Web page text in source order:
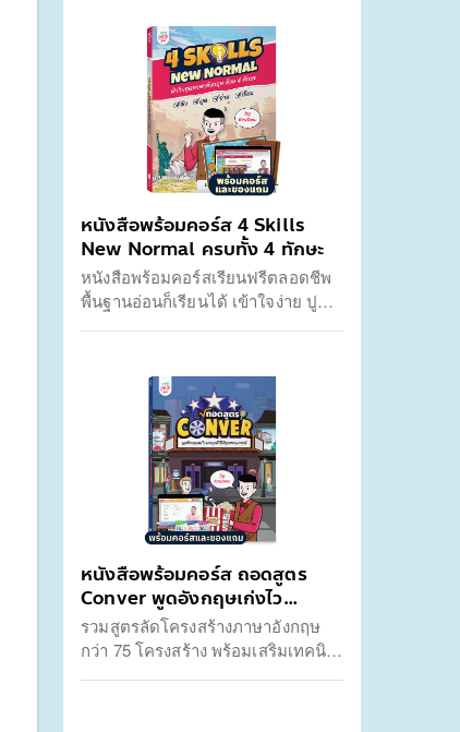
การทำงาน, หมวดการท่องเที่ยว และ
หมวดการชวนเพื่อนต่างชาติคุย ไม่มี
พื้นฐานก็พูดภาษาอังกฤษได้ทันที
หนังสือพร้อมคอร์ส 4 Skills
New Normal ครบทั้ง 4 ทักษะ
หนังสือพร้อมคอร์สเรียนฟรีตลอดชีพ
พื้นฐานอ่อนก็เรียนได้ เข้าใจง่าย ปูพื้น
ให้พูดได้จริง และวัดพัฒนาการในการ
เรียนได้ด้วย Dashboard เรียนจบกา
รันตีพูดได้ชัวร์!
หนังสือพร้อมคอร์ส ถอดสูตร
Conver พูดอังกฤษเก่งไว
ประยุกต์ใช้ได้ทุกสถานการณ์
รวมสูตรลัดโครงสร้างภาษาอังกฤษ
กว่า 75 โครงสร้าง พร้อมเสริมเทคนิค